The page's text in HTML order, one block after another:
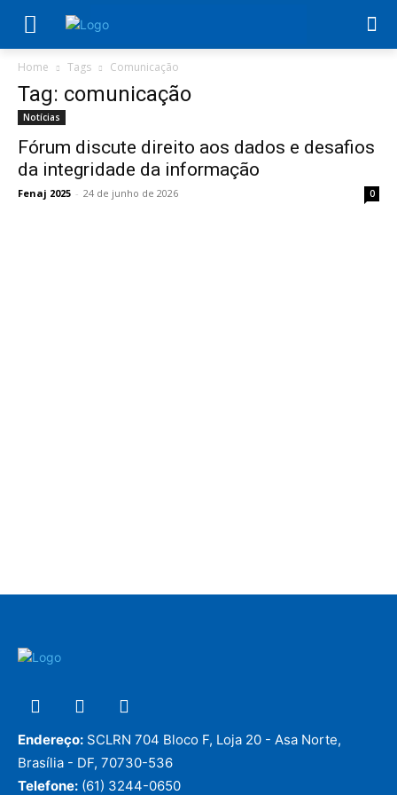
Home Tags Comunicação
Tag: comunicação
Notícias
Fórum discute direito aos dados e desafios
da integridade da informação
Fenaj 2025 - 24 de junho de 2026 0
Endereço: SCLRN 704 Bloco F, Loja 20 - Asa Norte,
Brasília - DF, 70730-536
Telefone: (61) 3244-0650